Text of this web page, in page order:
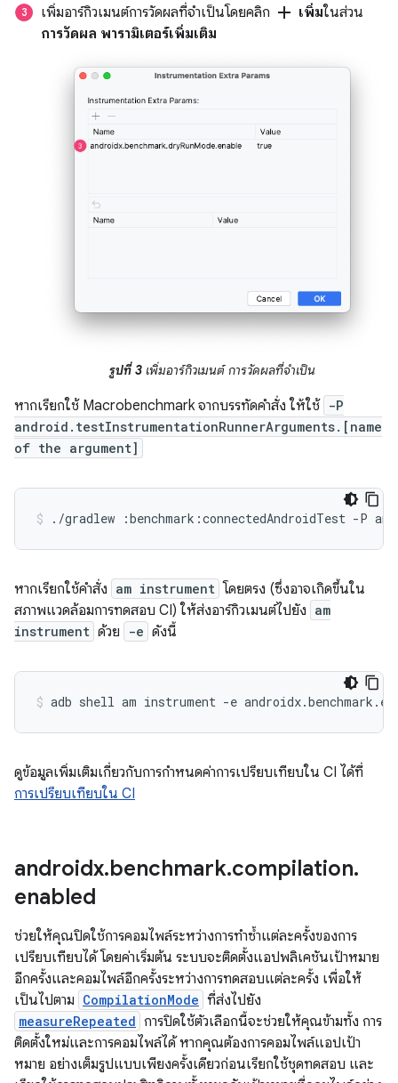
เพิ่มอาร์กิวเมนต์การวัดผลที่จำเป็นโดยคลิก add เพิ่มในส่วน
การวัดผล พารามิเตอร์เพิ่มเติม
รูปที่ 3 เพิ่มอาร์กิวเมนต์ การวัดผลที่จำเป็น
หากเรียกใช้ Macrobenchmark จากบรรทัดคำสั่ง ให้ใช้ -P
android.testInstrumentationRunnerArguments.[name
of the argument]
./gradlew :benchmark:connectedAndroidTest -P
หากเรียกใช้คำสั่ง am instrument โดยตรง (ซึ่งอาจเกิดขึ้นใน
สภาพแวดล้อมการทดสอบ CI) ให้ส่งอาร์กิวเมนต์ไปยัง am
instrument ด้วย -e ดังนี้
adb shell am instrument -e
ดูข้อมูลเพิ่มเติมเกี่ยวกับการกำหนดค่าการเปรียบเทียบใน CI ได้ที่
การเปรียบเทียบใน CI
androidx.benchmark.compilation.
enabled
ช่วยให้คุณปิดใช้การคอมไพล์ระหว่างการทำซ้ำแต่ละครั้งของการ
เปรียบเทียบได้ โดยค่าเริ่มต้น ระบบจะติดตั้งแอปพลิเคชันเป้าหมาย
อีกครั้งและคอมไพล์อีกครั้งระหว่างการทดสอบแต่ละครั้ง เพื่อให้
เป็นไปตาม CompilationMode ที่ส่งไปยัง
measureRepeated การปิดใช้ตัวเลือกนี้จะช่วยให้คุณข้ามทั้ง การ
ติดตั้งใหม่และการคอมไพล์ได้ หากคุณต้องการคอมไพล์แอปเป้า
หมาย อย่างเต็มรูปแบบเพียงครั้งเดียวก่อนเรียกใช้ชุดทดสอบ และ